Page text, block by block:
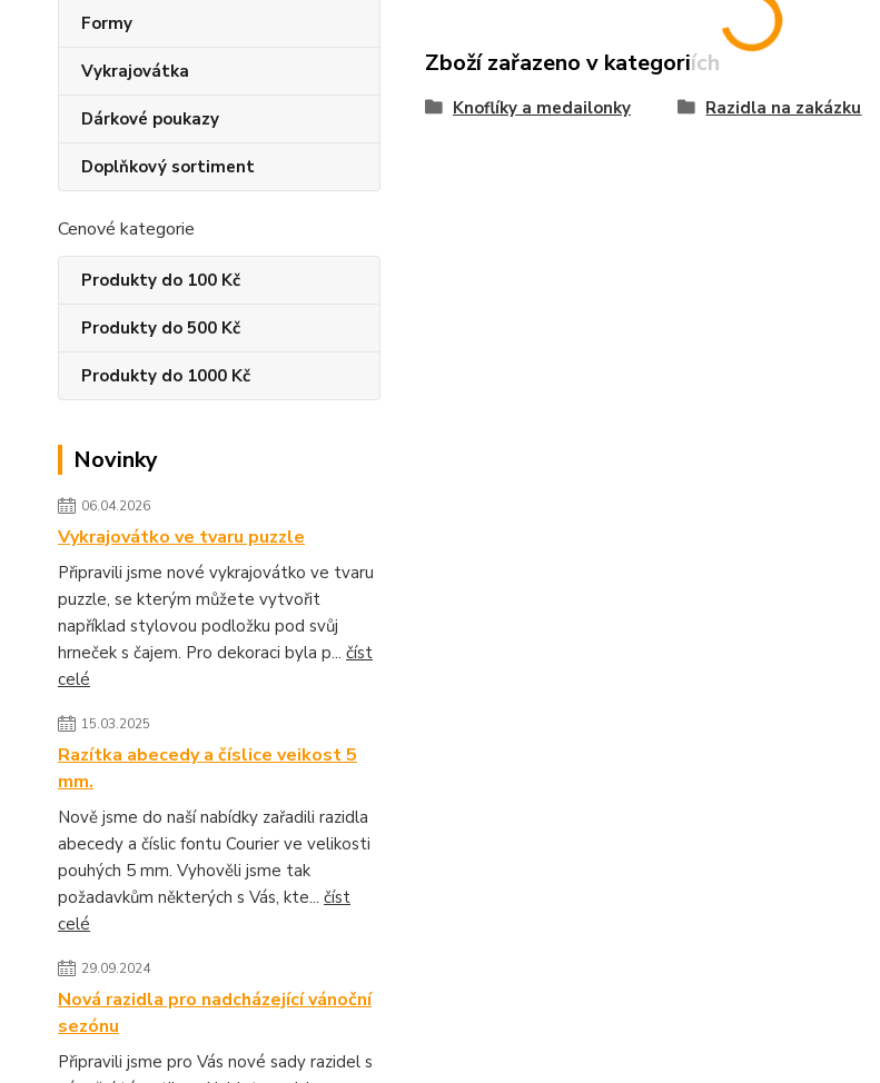
Formy
Vykrajovátka
Dárkové poukazy
Doplňkový sortiment
Cenové kategorie
Produkty do 100 Kč
Produkty do 500 Kč
Produkty do 1000 Kč
Novinky
06.04.2026
Vykrajovátko ve tvaru puzzle
Připravili jsme nové vykrajovátko ve tvaru
puzzle, se kterým můžete vytvořit
například stylovou podložku pod svůj
hrneček s čajem. Pro dekoraci byla p... číst
celé
15.03.2025
Razítka abecedy a číslice veikost 5
mm.
Nově jsme do naší nabídky zařadili razidla
abecedy a číslic fontu Courier ve velikosti
pouhých 5 mm. Vyhověli jsme tak
požadavkům některých s Vás, kte... číst
celé
29.09.2024
Nová razidla pro nadcházející vánoční
sezónu
Připravili jsme pro Vás nové sady razidel s
Zboží zařazeno v kategoriích
Knoflíky a medailonky Razidla na zakázku